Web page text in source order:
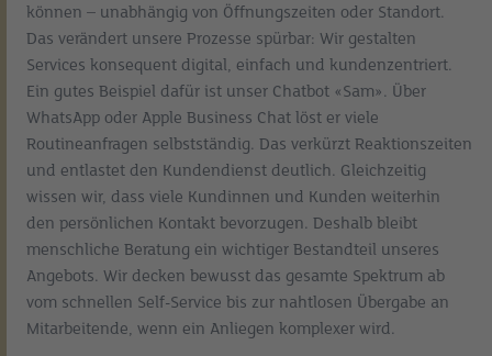
können – unabhängig von Öffnungszeiten oder Standort.
Das verändert unsere Prozesse spürbar: Wir gestalten
Services konsequent digital, einfach und kundenzentriert.
Ein gutes Beispiel dafür ist unser Chatbot «Sam». Über
WhatsApp oder Apple Business Chat löst er viele
Routineanfragen selbstständig. Das verkürzt Reaktionszeiten
und entlastet den Kundendienst deutlich. Gleichzeitig
wissen wir, dass viele Kundinnen und Kunden weiterhin
den persönlichen Kontakt bevorzugen. Deshalb bleibt
menschliche Beratung ein wichtiger Bestandteil unseres
Angebots. Wir decken bewusst das gesamte Spektrum ab
vom schnellen Self-Service bis zur nahtlosen Übergabe an
Mitarbeitende, wenn ein Anliegen komplexer wird.